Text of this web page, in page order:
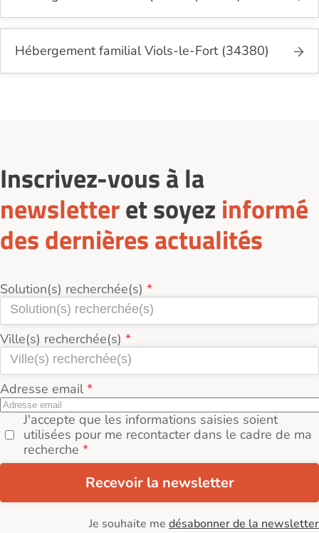
Hébergement familial Viols-le-Fort (34380)
Inscrivez-vous à la
newsletteret soyez informé
des dernières actualités
Solution(s) recherchée(s)
Ville(s) recherchée(s)
Adresse email
J'accepte que les informations saisies soient
utilisées pour me recontacter dans le cadre de ma
recherche
Recevoir la newsletter
Je souhaite me désabonner de la newsletter